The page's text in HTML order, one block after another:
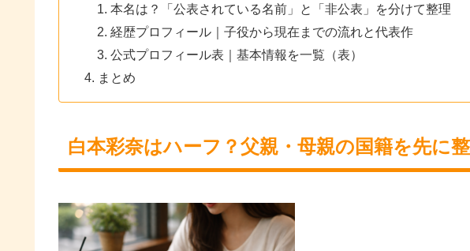
本名は？「公表されている名前」と「非公表」を分けて整理
経歴プロフィール｜子役から現在までの流れと代表作
公式プロフィール表｜基本情報を一覧（表）
まとめ
白本彩奈はハーフ？父親・母親の国籍を先に